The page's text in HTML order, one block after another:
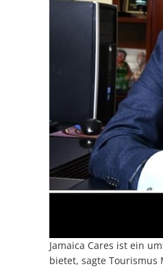
Jamaica Cares ist ein
bietet, sagte